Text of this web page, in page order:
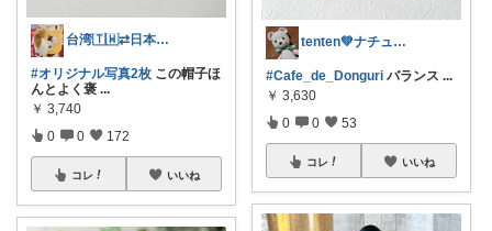
台湾🇹🇼⇄日本🇯🇵もちこ
#オリジナル写真2枚 この帽子ほ
んとよく褒 ...
￥ 3,740
0 0 172
コレ いいね
tenten💚ナチュラルライフ
#Cafe_de_Donguri バランス ...
￥ 3,630
0 0 53
コレ いいね